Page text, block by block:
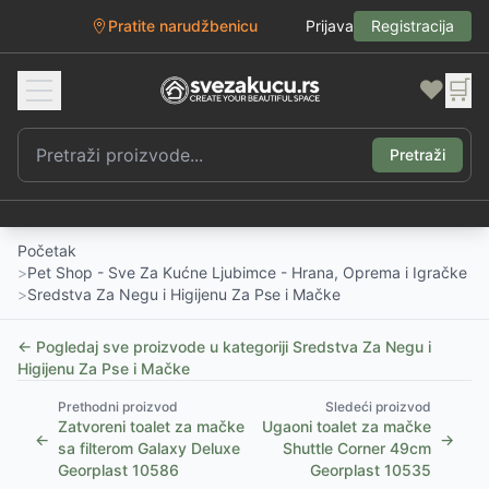
Pratite narudžbenicu Prijava Registracija
❤️ 🛒
Pretraži
Početak
>Pet Shop - Sve Za Kućne Ljubimce - Hrana, Oprema i Igračke
>Sredstva Za Negu i Higijenu Za Pse i Mačke
← Pogledaj sve proizvode u kategoriji Sredstva Za Negu i
Higijenu Za Pse i Mačke
←
Prethodni proizvod
Zatvoreni toalet za mačke
sa filterom Galaxy Deluxe
Georplast 10586
Sledeći proizvod
Ugaoni toalet za mačke
Shuttle Corner 49cm
Georplast 10535
→